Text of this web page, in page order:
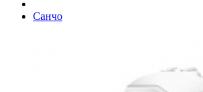
Санчо